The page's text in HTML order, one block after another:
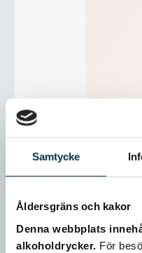
Samtycke
Åldersgräns och kakor
Denna webbplats
alkoholdrycker. För